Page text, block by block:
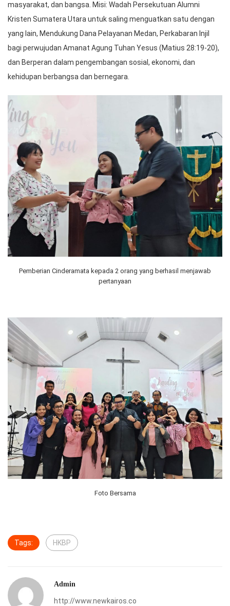
masyarakat, dan bangsa. Misi: Wadah Persekutuan Alumni
Kristen Sumatera Utara untuk saling menguatkan satu dengan
yang lain, Mendukung Dana Pelayanan Medan, Perkabaran Injil
bagi perwujudan Amanat Agung Tuhan Yesus (Matius 28:19-20),
dan Berperan dalam pengembangan sosial, ekonomi, dan
kehidupan berbangsa dan bernegara.
Pemberian Cinderamata kepada 2 orang yang berhasil menjawab
pertanyaan
Foto Bersama
Tags: HKBP
Admin
http://www.newkairos.co